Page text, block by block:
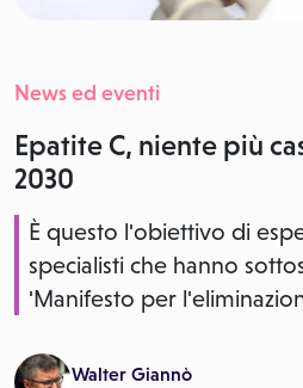
News ed eventi
Epatite C, niente più
2030
È questo l'obiettivo di
specialisti che hanno
'Manifesto per
Walter Giannò